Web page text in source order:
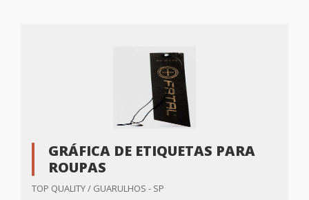
GRÁFICA DE ETIQUETAS PARA
ROUPAS
TOP QUALITY / GUARULHOS - SP